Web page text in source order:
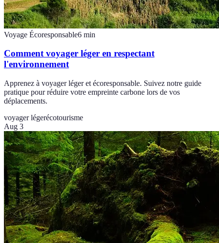
Voyage Écoresponsable6 min
Comment voyager léger en respectant
l'environnement
Apprenez à voyager léger et écoresponsable. Suivez notre guide
pratique pour réduire votre empreinte carbone lors de vos
déplacements.
voyager légerécotourisme
Aug 3